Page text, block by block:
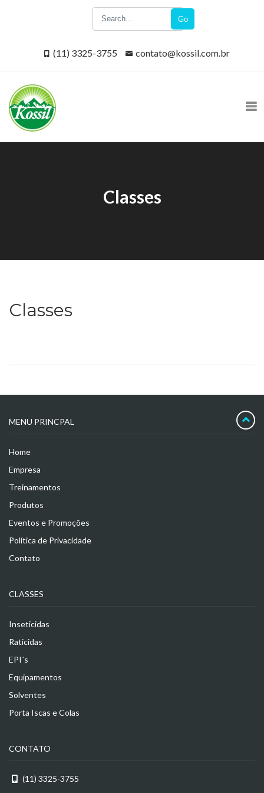
Go
(11) 3325-3755 contato@kossil.com.br
Classes
Classes
MENU PRINCPAL
Home
Empresa
Treinamentos
Produtos
Eventos e Promoções
Política de Privacidade
Contato
CLASSES
Inseticidas
Raticidas
EPI´s
Equipamentos
Solventes
Porta Iscas e Colas
CONTATO
(11) 3325-3755